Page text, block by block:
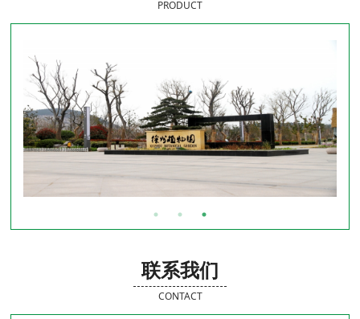
PRODUCT
联系我们
CONTACT